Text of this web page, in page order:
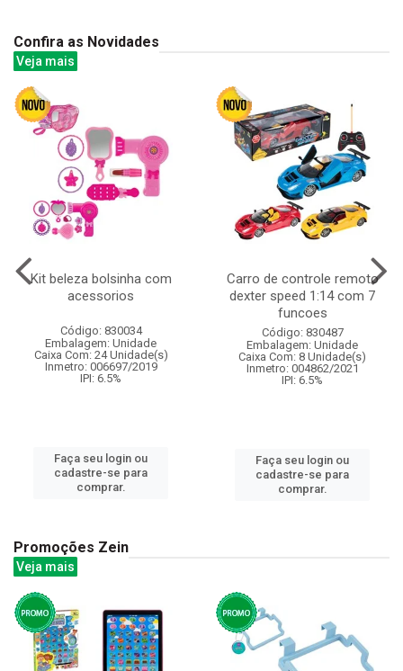
Confira as Novidades
Veja mais
Kit beleza bolsinha com
acessorios
Código: 830034
Embalagem: Unidade
Caixa Com: 24 Unidade(s)
Inmetro: 006697/2019
IPI: 6.5%
Faça seu login ou
cadastre-se para
comprar.
Carro de controle remoto
dexter speed 1:14 com 7
funcoes
Código: 830487
Embalagem: Unidade
Caixa Com: 8 Unidade(s)
Inmetro: 004862/2021
IPI: 6.5%
Faça seu login ou
cadastre-se para
comprar.
Promoções Zein
Veja mais